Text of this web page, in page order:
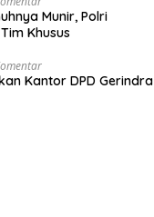
Munir, Polri
Khusus
Kantor DPD Gerindra